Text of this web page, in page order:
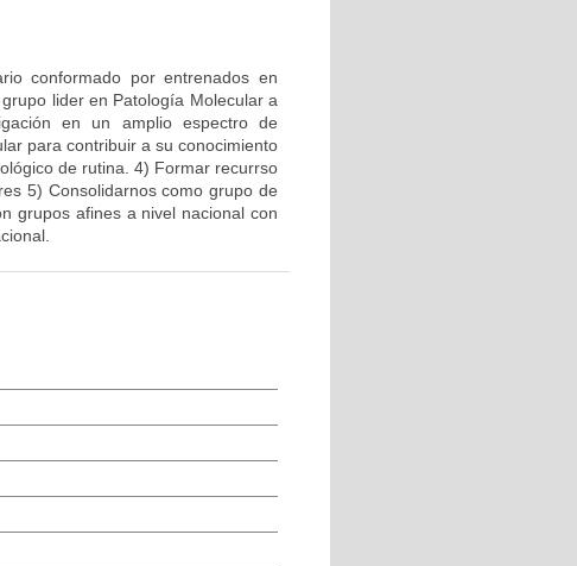
conformado por entrenados en
lider en Patología Molecular a
en un amplio espectro de
para contribuir a su conocimiento
de rutina. 4) Formar recurrso
5) Consolidarnos como grupo de
grupos afines a nivel nacional con